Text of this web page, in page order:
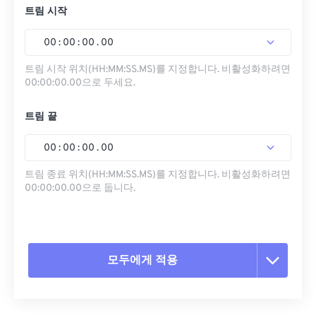
트림 시작
00 : 00 : 00 . 00
트림 시작 위치(HH:MM:SS.MS)를 지정합니다. 비활성화하려면
00:00:00.00으로 두세요.
트림 끝
00 : 00 : 00 . 00
트림 종료 위치(HH:MM:SS.MS)를 지정합니다. 비활성화하려면
00:00:00.00으로 둡니다.
모두에게 적용